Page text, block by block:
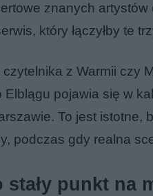
znanych
który łączyłby te
z Warmii czy
Elblągu pojawia się w
To jest istotne,
podczas gdy realna
stały punkt na